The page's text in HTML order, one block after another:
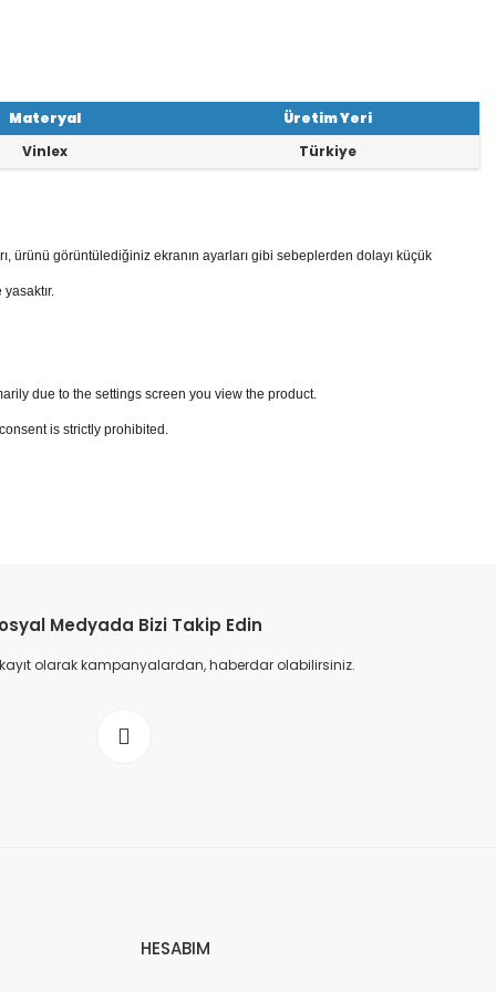
Materyal
Üretim Yeri
Vinlex Türkiye
ürünü görüntülediğiniz ekranın ayarları gibi sebeplerden dolayı küçük
due to the settings screen you view the product.
is strictly prohibited.
Medyada Bizi Takip Edin
olarak kampanyalardan, haberdar olabilirsiniz.
HESABIM